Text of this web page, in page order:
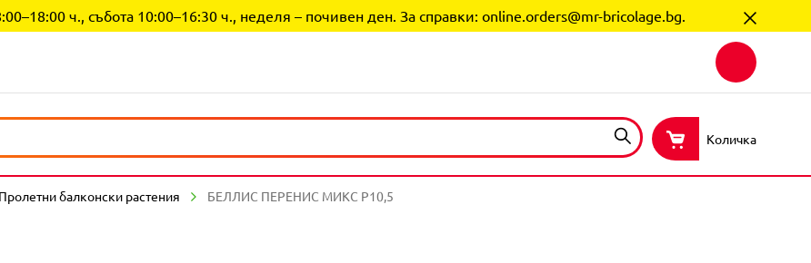
ч., събота 10:00–16:30 ч., неделя – почивен ден. За справки: online.orders@mr-bricolage.bg.
Количка
Пролетни балконски растения БЕЛЛИС ПЕРЕНИС МИКС Р10,5